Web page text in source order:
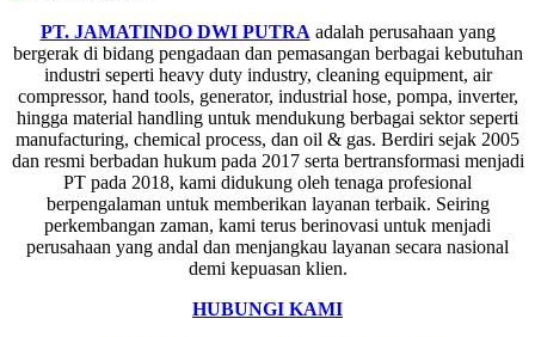
PT. JAMATINDO DWI PUTRA adalah perusahaan yang
bergerak di bidang pengadaan dan pemasangan berbagai kebutuhan
industri seperti heavy duty industry, cleaning equipment, air
compressor, hand tools, generator, industrial hose, pompa, inverter,
hingga material handling untuk mendukung berbagai sektor seperti
manufacturing, chemical process, dan oil & gas. Berdiri sejak 2005
dan resmi berbadan hukum pada 2017 serta bertransformasi menjadi
PT pada 2018, kami didukung oleh tenaga profesional
berpengalaman untuk memberikan layanan terbaik. Seiring
perkembangan zaman, kami terus berinovasi untuk menjadi
perusahaan yang andal dan menjangkau layanan secara nasional
demi kepuasan klien.
HUBUNGI KAMI